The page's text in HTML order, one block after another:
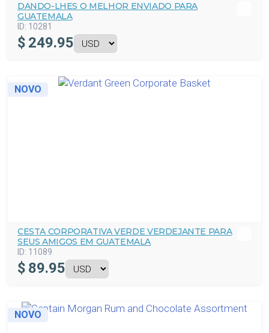
DANDO-LHES O MELHOR ENVIADO PARA
GUATEMALA
ID: 10281
$ 249.95
NOVO
CESTA CORPORATIVA VERDE VERDEJANTE PARA
SEUS AMIGOS EM GUATEMALA
ID: 11089
$ 89.95
NOVO